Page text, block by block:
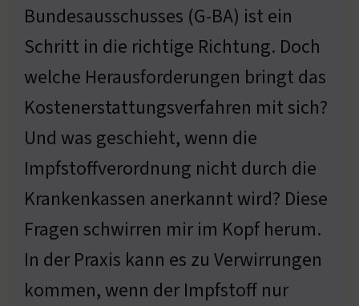
Bundesausschusses (G-BA) ist ein
Schritt in die richtige Richtung. Doch
welche Herausforderungen bringt das
Kostenerstattungsverfahren mit sich?
Und was geschieht, wenn die
Impfstoffverordnung nicht durch die
Krankenkassen anerkannt wird? Diese
Fragen schwirren mir im Kopf herum.
In der Praxis kann es zu Verwirrungen
kommen, wenn der Impfstoff nur